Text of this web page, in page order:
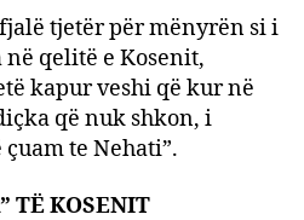
tjetër për mënyrën si i
qelitë e Kosenit,
kapur veshi që kur në
që nuk shkon, i
te Nehati”.
TË KOSENIT